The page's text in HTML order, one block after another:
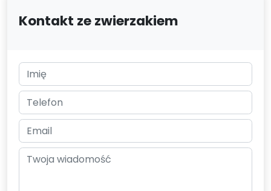
Kontakt ze zwierzakiem